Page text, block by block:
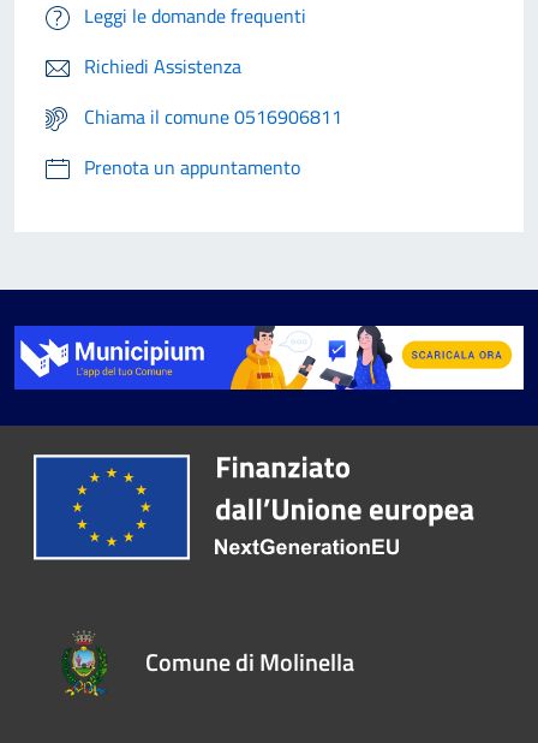
Leggi le domande frequenti
Richiedi Assistenza
Chiama il comune 0516906811
Prenota un appuntamento
Comune di Molinella